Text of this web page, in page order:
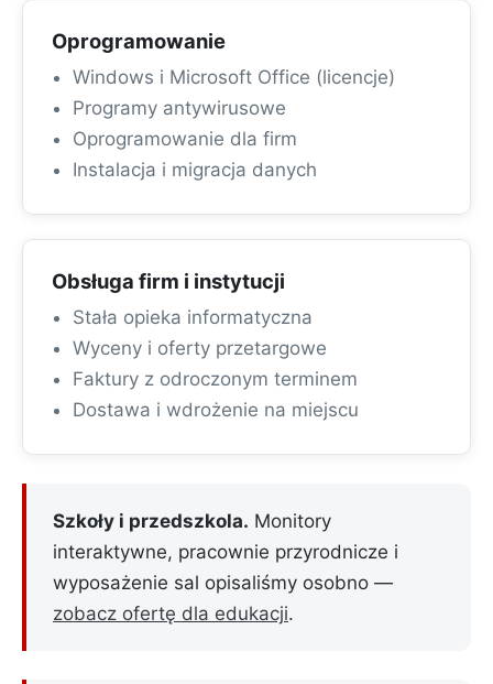
Oprogramowanie
Windows i Microsoft Office (licencje)
Programy antywirusowe
Oprogramowanie dla firm
Instalacja i migracja danych
Obsługa firm i instytucji
Stała opieka informatyczna
Wyceny i oferty przetargowe
Faktury z odroczonym terminem
Dostawa i wdrożenie na miejscu
Szkoły i przedszkola. Monitory
interaktywne, pracownie przyrodnicze i
wyposażenie sal opisaliśmy osobno —
zobacz ofertę dla edukacji.